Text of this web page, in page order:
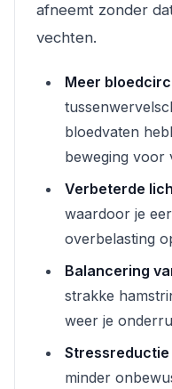
afneemt zonder
vechten.
Meer
bloedvaten
beweging voor
Verbeterde
waardoor je
overbelasting
Balancering
strakke
weer je
Stressreductie
minder